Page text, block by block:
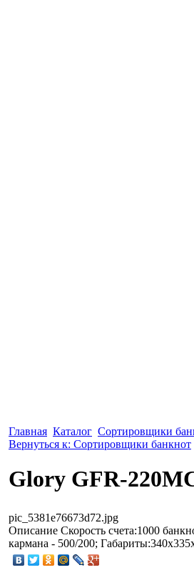
Главная Каталог Сортировщики
Вернуться к: Сортировщики банкнот
Glory GFR-
pic_5381e76673d72.jpg
Описание Скорость счета:1000
кармана - 500/200;